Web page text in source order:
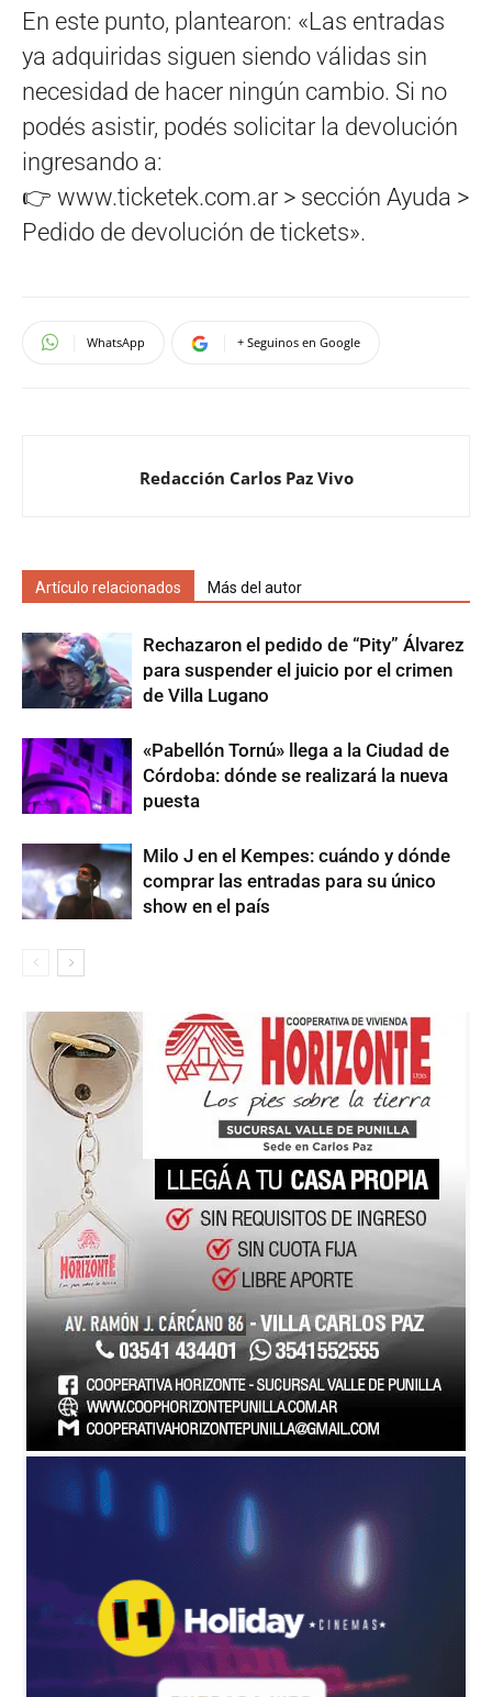
En este punto, plantearon: «Las entradas
ya adquiridas siguen siendo válidas sin
necesidad de hacer ningún cambio. Si no
podés asistir, podés solicitar la devolución
ingresando a:
👉 www.ticketek.com.ar > sección Ayuda >
Pedido de devolución de tickets».
WhatsApp + Seguinos en Google
Redacción Carlos Paz Vivo
Artículo relacionados Más del autor
Rechazaron el pedido de “Pity” Álvarez
para suspender el juicio por el crimen
de Villa Lugano
«Pabellón Tornú» llega a la Ciudad de
Córdoba: dónde se realizará la nueva
puesta
Milo J en el Kempes: cuándo y dónde
comprar las entradas para su único
show en el país